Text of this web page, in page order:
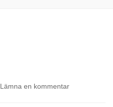
Lämna en kommentarpå